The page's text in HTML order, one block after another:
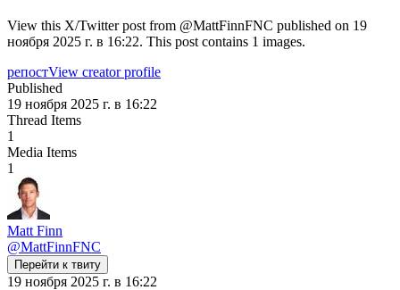
View this X/Twitter post from @MattFinnFNC published on 19
ноября 2025 г. в 16:22. This post contains 1 images.
репостView creator profile
Published
19 ноября 2025 г. в 16:22
Thread Items
1
Media Items
1
Matt Finn
@MattFinnFNC
Перейти к твиту
19 ноября 2025 г. в 16:22